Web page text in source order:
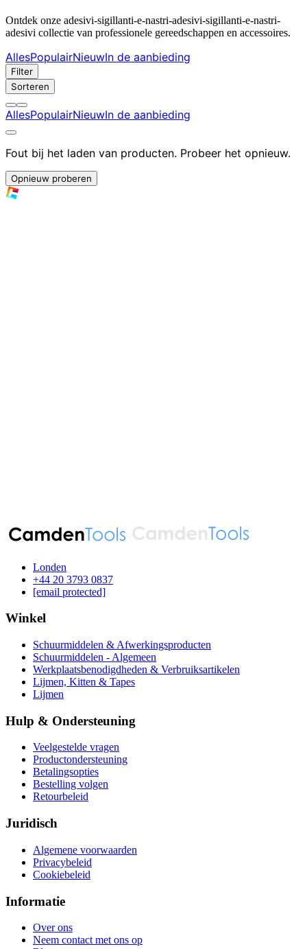
Ontdek onze adesivi-sigillanti-e-nastri-adesivi-sigillanti-e-nastri-
adesivi collectie van professionele gereedschappen en accessoires.
AllesPopulairNieuwIn de aanbieding
Filter
Sorteren
AllesPopulairNieuwIn de aanbieding
Fout bij het laden van producten. Probeer het opnieuw.
Opnieuw proberen
Londen
‪+44 20 3793 0837‬
[email protected]
Winkel
Schuurmiddelen & Afwerkingsproducten
Schuurmiddelen - Algemeen
Werkplaatsbenodigdheden & Verbruiksartikelen
Lijmen, Kitten & Tapes
Lijmen
Hulp & Ondersteuning
Veelgestelde vragen
Productondersteuning
Betalingsopties
Bestelling volgen
Retourbeleid
Juridisch
Algemene voorwaarden
Privacybeleid
Cookiebeleid
Informatie
Over ons
Neem contact met ons op